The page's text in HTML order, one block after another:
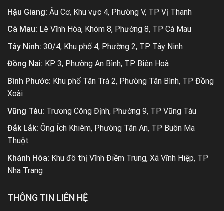
Hậu Giang: Âu Cơ, Khu vực 4, Phường V, TP Vị Thanh
Cà Mau: Lê Vĩnh Hòa, Khóm 8, Phường 8, TP Cà Mau
Tây Ninh: 30/4, Khu phố 4, Phường 2, TP Tây Ninh
Đồng Nai: KP 3, Phường An Bình, TP Biên Hoà
Bình Phước: Khu phố Tân Trà 2, Phường Tân Bình, TP Đồng
Xoài
Vũng Tàu: Trương Công Định, Phường 9, TP Vũng Tàu
Đắk Lắk: Ông Ích Khiêm, Phường Tân An, TP Buôn Ma
Thuột
Khánh Hòa: Khu đô thị Vĩnh Điềm Trung, Xã Vĩnh Hiệp, TP
Nha Trang
THÔNG TIN LIÊN HỆ